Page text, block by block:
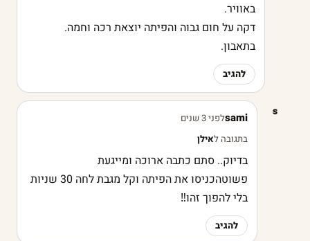
באוויר.
דקה על חום גבוה והפיתה יוצאת רכה וחמה.
בתאבון.
להגיב
s
samiלפני 3 שנים
בתגובה לאילן
בדיוק.. סתם כתבה ארוכה ומייגעת
פשוטהכניסו את הפיתה וקל מגבת לחה 30 שניות
בלי להפוך זהו‼️
להגיב